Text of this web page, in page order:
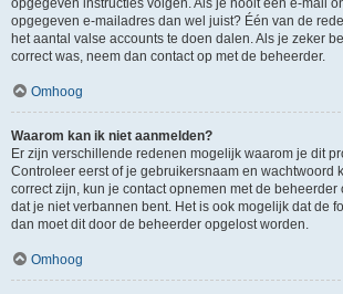
opgegeven instructies volgen. Als je nooit een e-mail
opgegeven e-mailadres dan wel juist? Één van de
het aantal valse accounts te doen dalen. Als je zeker
correct was, neem dan contact op met de beheerder.
Omhoog
Waarom kan ik niet aanmelden?
Er zijn verschillende redenen mogelijk waarom je dit
Controleer eerst of je gebruikersnaam en wachtwoord
correct zijn, kun je contact opnemen met de beheerder
dat je niet verbannen bent. Het is ook mogelijk dat de
dan moet dit door de beheerder opgelost worden.
Omhoog